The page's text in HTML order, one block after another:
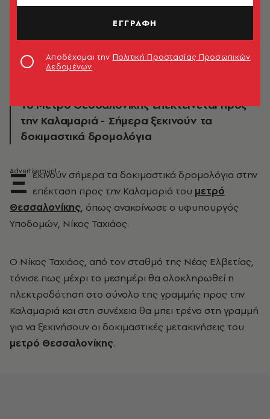
Το Μετρό Θεσσαλονίκης επεκτείνεται προς
την Καλαμαριά - Σήμερα ξεκινούν τα
δοκιμαστικά δρομολόγια
Ξ εκινούν σήμερα τα δοκιμαστικά δρομολόγια στην
επέκταση προς την Καλαμαριά του μετρό
Θεσσαλονίκης, όπως ανακοίνωσε ο υφυπουργός
Υποδομών, Νίκος Ταχιάος.
Ο Νίκος Ταχιάος, από τον σταθμό της Νέας Ελβετίας,
τόνισε πως μέχρι το μεσημέρι θα ολοκληρωθεί η
ηλεκτροδότηση στο σύνολο της γραμμής προς την
Καλαμαριά και στη συνέχεια θα μπει τρένο στη γραμμή
για να ξεκινήσουν οι δοκιμαστικές μετακινήσεις του
μετρό Θεσσαλονίκης.
ΕΓΓΡΑΦΗ
Αποδέχομαι την Πολιτική Προστασίας Προσωπικών
Δεδομένων